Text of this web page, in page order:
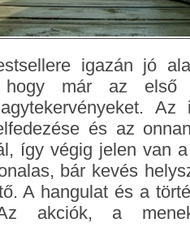
igazán jó
hogy már az első
Az
és az
így végig jelen van
bár kevés
A hangulat és a
akciók, a